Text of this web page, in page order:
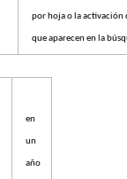
por hoja o la activación
que aparecen en la
en
un
año